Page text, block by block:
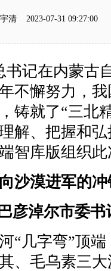
清 2023-07-31 09:27:00
书记在内蒙古
不懈努力，
铸就了“三北
解、把握和
智库版组织
沙漠进军的
彦淖尔市委书
“几字弯”顶
、毛乌素三